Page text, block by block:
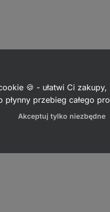
🍪 - ułatwi Ci
przebieg całego
Akceptuj tylko niezbędne